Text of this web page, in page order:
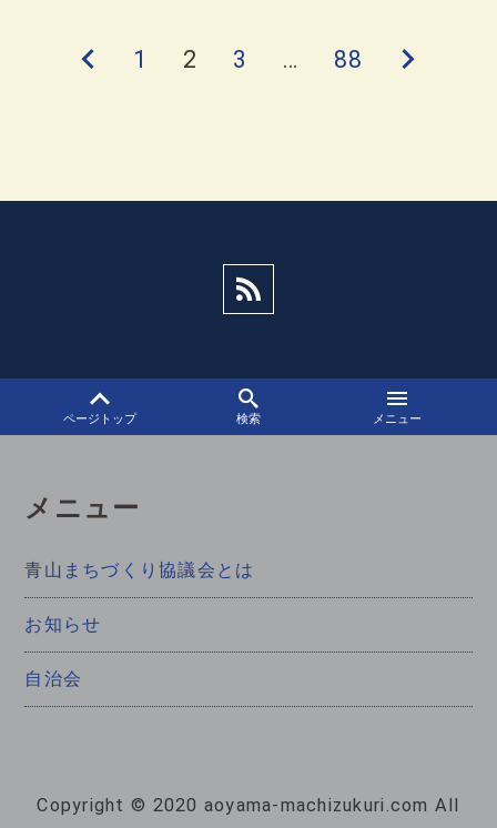
の
ジ
送
り
前1 2 3 … 88
次
ページトップ 検索 メニュー
メニュー
青山まちづくり協議会とは
お知らせ
自治会
Copyright © 2020 aoyama-machizukuri.com All